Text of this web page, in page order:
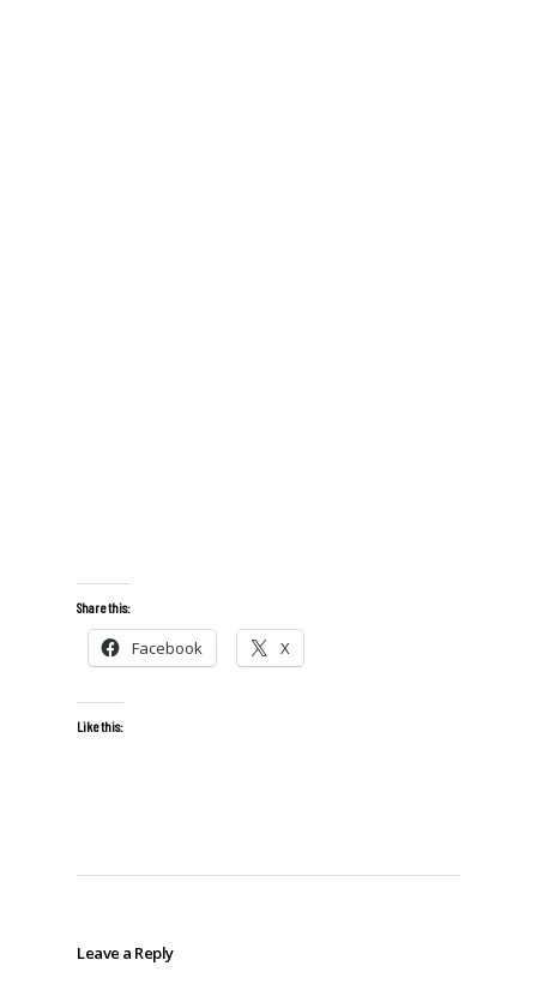
Share this:
Facebook X
Like this:
Leave a Reply